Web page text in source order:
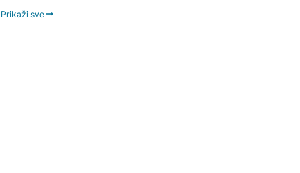
Prikaži sve